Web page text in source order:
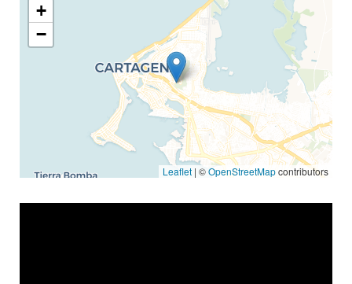
+
−
Leaflet | ©OpenStreetMapcontributors